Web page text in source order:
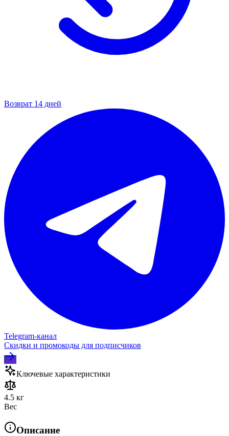
Возврат 14 дней
Telegram‑канал
Скидки и промокоды для подписчиков
Ключевые характеристики
4.5 кг
Вес
Описание